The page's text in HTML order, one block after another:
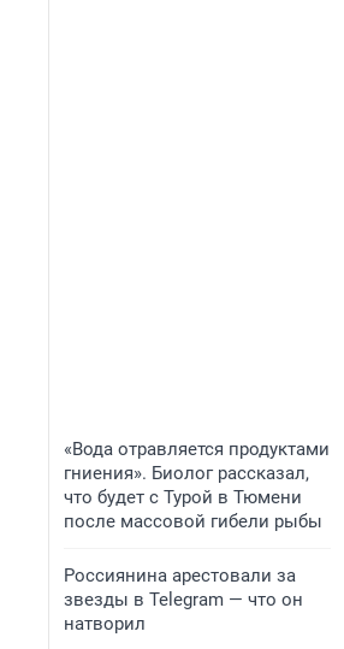
«Вода отравляется продуктами
гниения». Биолог рассказал,
что будет с Турой в Тюмени
после массовой гибели рыбы
Россиянина арестовали за
звезды в Telegram — что он
натворил